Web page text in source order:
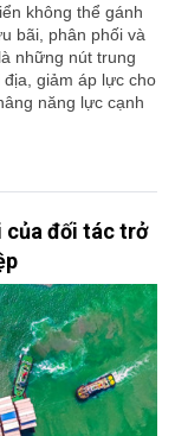
không thể gánh
bãi, phân phối và
những nút trung
giảm áp lực cho
năng lực cạnh
của đối tác trở